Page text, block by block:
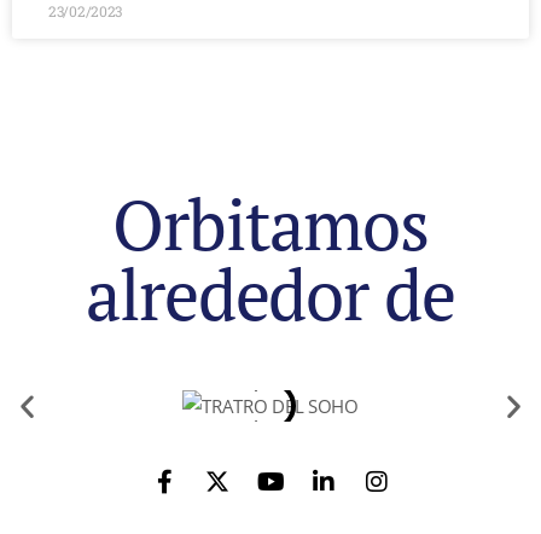
23/02/2023
Orbitamos
alrededor de